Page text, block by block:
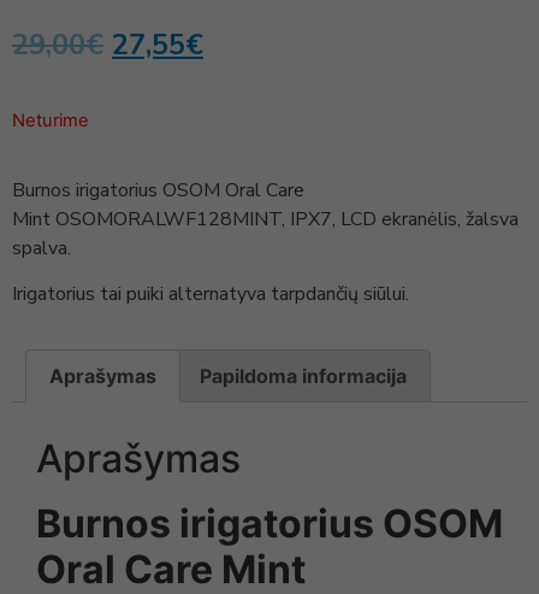
29,00€ 27,55€
Neturime
Burnos irigatorius OSOM Oral Care
Mint OSOMORALWF128MINT, IPX7, LCD ekranėlis, žalsva
spalva.
Irigatorius tai puiki alternatyva tarpdančių siūlui.
Aprašymas Papildoma informacija
Aprašymas
Burnos irigatorius OSOM
Oral Care Mint